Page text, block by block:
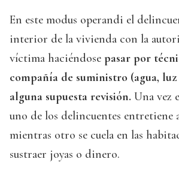
En este modus operandi el
interior de la vivienda con la
víctima haciéndose pasar por
compañía de suministro (agua, luz
alguna supuesta revisión. Una vez
uno de los delincuentes entretiene
mientras otro se cuela en las
sustraer joyas o dinero.